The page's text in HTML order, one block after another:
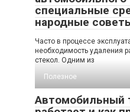
специальные
народные
Часто в процессе
необходимость удаления
стекол. Одним из
Полезное
Автомобильный